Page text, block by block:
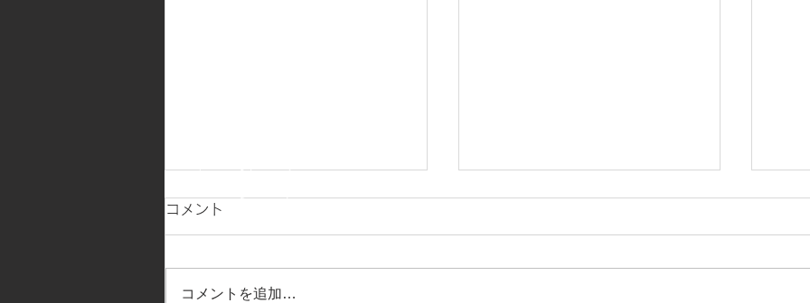
コメント
コメントを追加…